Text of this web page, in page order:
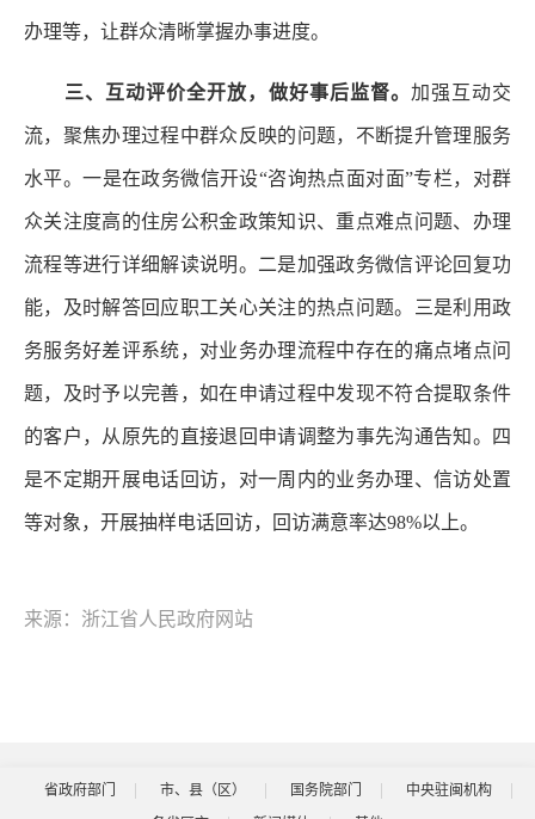
办理等，让群众清晰掌握办事进度。
三、互动评价全开放，做好事后监督。 加强互动交
流，聚焦办理过程中群众反映的问题，不断提升管理服务
水平。一是在政务微信开设“咨询热点面对面”专栏，对群
众关注度高的住房公积金政策知识、重点难点问题、办理
流程等进行详细解读说明。二是加强政务微信评论回复功
能，及时解答回应职工关心关注的热点问题。三是利用政
务服务好差评系统，对业务办理流程中存在的痛点堵点问
题，及时予以完善，如在申请过程中发现不符合提取条件
的客户，从原先的直接退回申请调整为事先沟通告知。四
是不定期开展电话回访，对一周内的业务办理、信访处置
等对象，开展抽样电话回访，回访满意率达98%以上。
来源：浙江省人民政府网站
省政府部门 市、县（区） 国务院部门
中央驻闽机构